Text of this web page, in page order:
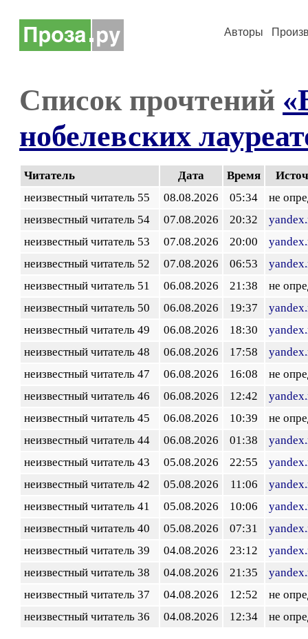
Авторы
Список прочтений
нобелевских
Читатель Дата Время
неизвестный читатель 55
08.08.2026 05:34
не
неизвестный читатель 54
07.08.2026 20:32
неизвестный читатель 53
07.08.2026 20:00
неизвестный читатель 52
07.08.2026 06:53
неизвестный читатель 51
06.08.2026 21:38
не
неизвестный читатель 50
06.08.2026 19:37
неизвестный читатель 49
06.08.2026 18:30
неизвестный читатель 48
06.08.2026 17:58
неизвестный читатель 47
06.08.2026 16:08
не
неизвестный читатель 46
06.08.2026 12:42
неизвестный читатель 45
06.08.2026 10:39
не
неизвестный читатель 44
06.08.2026 01:38
неизвестный читатель 43
05.08.2026 22:55
неизвестный читатель 42
05.08.2026 11:06
неизвестный читатель 41
05.08.2026 10:06
неизвестный читатель 40
05.08.2026 07:31
неизвестный читатель 39
04.08.2026 23:12
неизвестный читатель 38
04.08.2026 21:35
неизвестный читатель 37
04.08.2026 12:52
не
неизвестный читатель 36
04.08.2026 12:34 не